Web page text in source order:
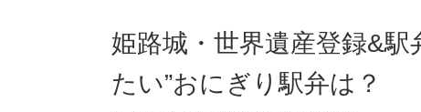
姫路城・世界遺産登録&
たい”おにぎり駅弁は？